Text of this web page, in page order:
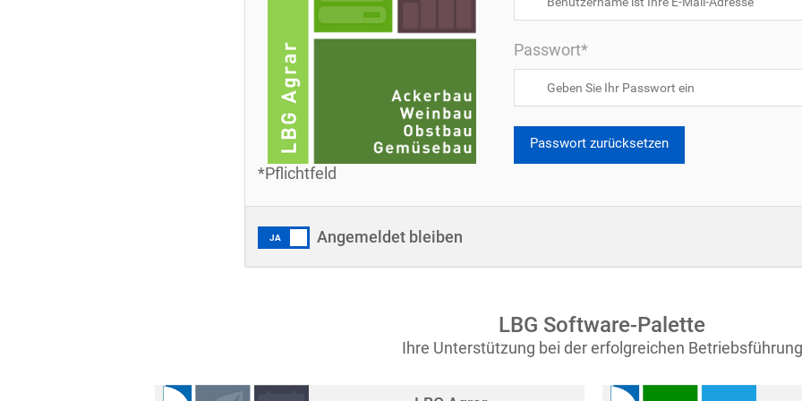
Passwort*
Passwort zurücksetzen
*Pflichtfeld
Angemeldet bleiben
LBG Software-Palette
Ihre Unterstützung bei der erfolgreichen Betriebsführung